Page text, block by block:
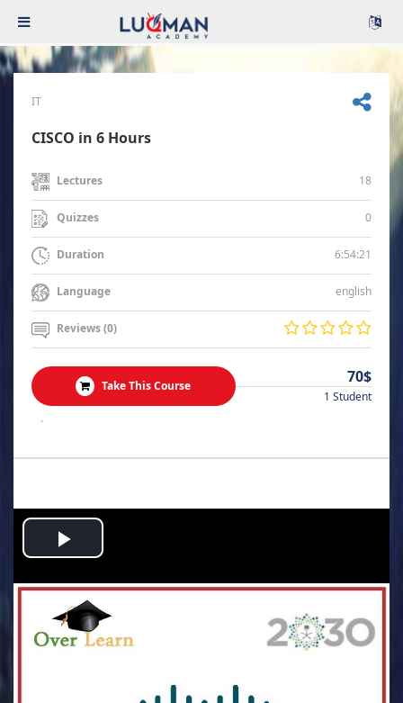
IT
CISCO in 6 Hours
Lectures 18
Quizzes 0
Duration 6:54:21
Language english
Reviews (0)
Take This Course 70$
1 Student
.
Play
Video